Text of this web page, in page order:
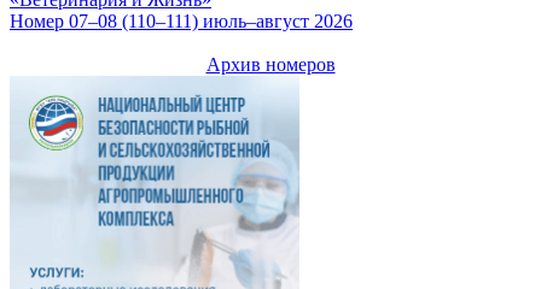
Номер 07–08 (110–111) июль–август 2026
Архив номеров